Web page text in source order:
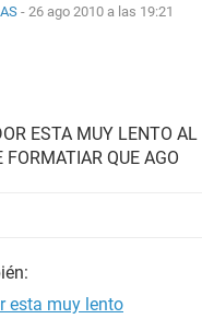
- 26 ago 2010 a las 19:21
ESTA MUY LENTO
FORMATIAR QUE AGO
esta muy lento